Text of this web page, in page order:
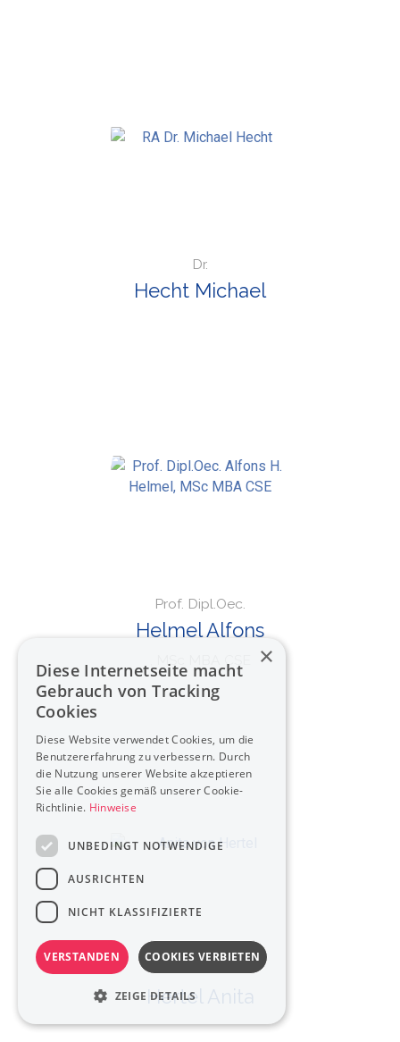
Dr.
Hecht Michael
Prof. Dipl.Oec.
Helmel Alfons
, MSc MBA CSE
Hertel Anita
×
Diese Internetseite macht
Gebrauch von Tracking
Cookies
Diese Website verwendet Cookies, um die
Benutzererfahrung zu verbessern. Durch
die Nutzung unserer Website akzeptieren
Sie alle Cookies gemäß unserer Cookie-
Richtlinie. Hinweise
UNBEDINGT NOTWENDIGE
AUSRICHTEN
NICHT KLASSIFIZIERTE
VERSTANDEN COOKIES VERBIETEN
ZEIGE DETAILS